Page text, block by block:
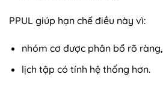
PPUL giúp hạn chế điều này vì:
nhóm cơ được phân bổ rõ ràng,
lịch tập có tính hệ thống hơn.